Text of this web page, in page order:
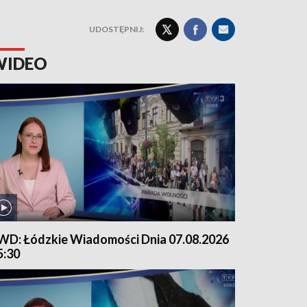
UDOSTĘPNIJ:
Łódzkie Wiadomości Dnia 07.08.2026